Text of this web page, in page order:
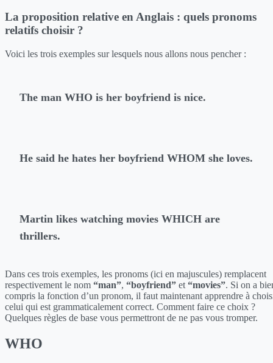
La proposition relative en Anglais : quels pronoms
relatifs choisir ?
Voici les trois exemples sur lesquels nous allons nous pencher :
The man WHO is her boyfriend is nice.
He said he hates her boyfriend WHOM she loves.
Martin likes watching movies WHICH are
thrillers.
Dans ces trois exemples, les pronoms (ici en majuscules) remplacent
respectivement le nom “man”, “boyfriend” et “movies”. Si on a
compris la fonction d’un pronom, il faut maintenant apprendre à
celui qui est grammaticalement correct. Comment faire ce choix ?
Quelques règles de base vous permettront de ne pas vous tromper.
WHO